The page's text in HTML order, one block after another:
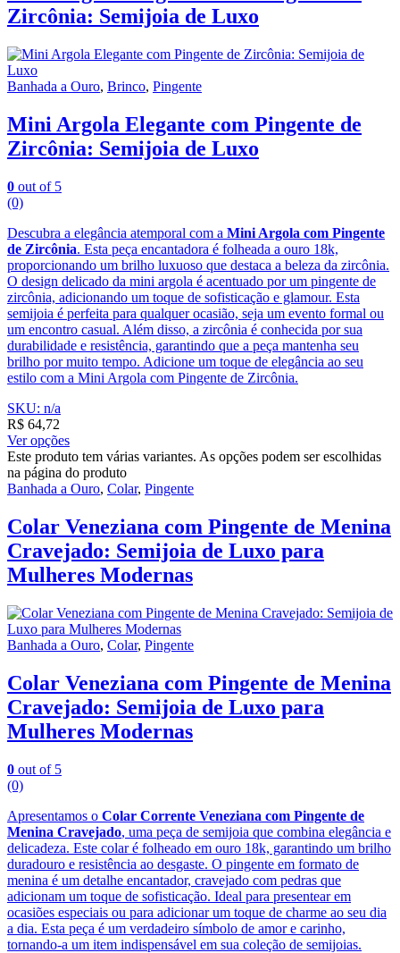
Zircônia: Semijoia de Luxo
Banhada a Ouro, Brinco, Pingente
Mini Argola Elegante com Pingente de
Zircônia: Semijoia de Luxo
0 out of 5
(0)
Descubra a elegância atemporal com a Mini Argola com Pingente
de Zircônia. Esta peça encantadora é folheada a ouro 18k,
proporcionando um brilho luxuoso que destaca a beleza da zircônia.
O design delicado da mini argola é acentuado por um pingente de
zircônia, adicionando um toque de sofisticação e glamour. Esta
semijoia é perfeita para qualquer ocasião, seja um evento formal ou
um encontro casual. Além disso, a zircônia é conhecida por sua
durabilidade e resistência, garantindo que a peça mantenha seu
brilho por muito tempo. Adicione um toque de elegância ao seu
estilo com a Mini Argola com Pingente de Zircônia.
SKU: n/a
R$ 64,72
Ver opções
Este produto tem várias variantes. As opções podem ser escolhidas
na página do produto
Banhada a Ouro, Colar, Pingente
Colar Veneziana com Pingente de Menina
Cravejado: Semijoia de Luxo para
Mulheres Modernas
Banhada a Ouro, Colar, Pingente
Colar Veneziana com Pingente de Menina
Cravejado: Semijoia de Luxo para
Mulheres Modernas
0 out of 5
(0)
Apresentamos o Colar Corrente Veneziana com Pingente de
Menina Cravejado, uma peça de semijoia que combina elegância e
delicadeza. Este colar é folheado em ouro 18k, garantindo um brilho
duradouro e resistência ao desgaste. O pingente em formato de
menina é um detalhe encantador, cravejado com pedras que
adicionam um toque de sofisticação. Ideal para presentear em
ocasiões especiais ou para adicionar um toque de charme ao seu dia
a dia. Esta peça é um verdadeiro símbolo de amor e carinho,
tornando-a um item indispensável em sua coleção de semijoias.